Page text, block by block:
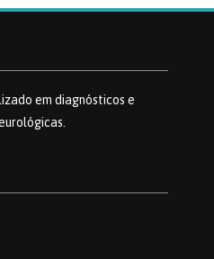
em diagnósticos e